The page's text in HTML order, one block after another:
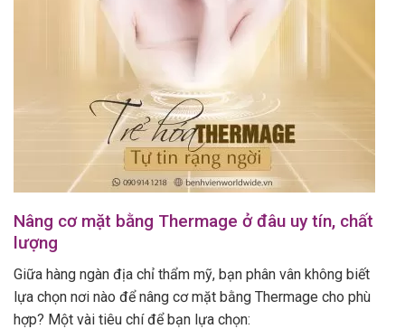
Nâng cơ mặt bằng Thermage ở đâu uy tín, chất
lượng
Giữa hàng ngàn địa chỉ thẩm mỹ, bạn phân vân không biết
lựa chọn nơi nào để nâng cơ mặt bằng Thermage cho phù
hợp? Một vài tiêu chí để bạn lựa chọn: